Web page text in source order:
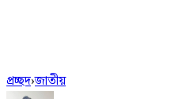
প্রচ্ছদ›জাতীয়